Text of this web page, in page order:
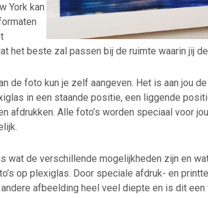
York kan
het beste zal passen bij de ruimte waarin jij
de foto kun je zelf aangeven. Het is aan jou
in een staande positie, een liggende
afdrukken. Alle foto’s worden speciaal voor
wat de verschillende mogelijkheden zijn en
op plexiglas. Door speciale afdruk- en
afbeelding heel veel diepte en is dit